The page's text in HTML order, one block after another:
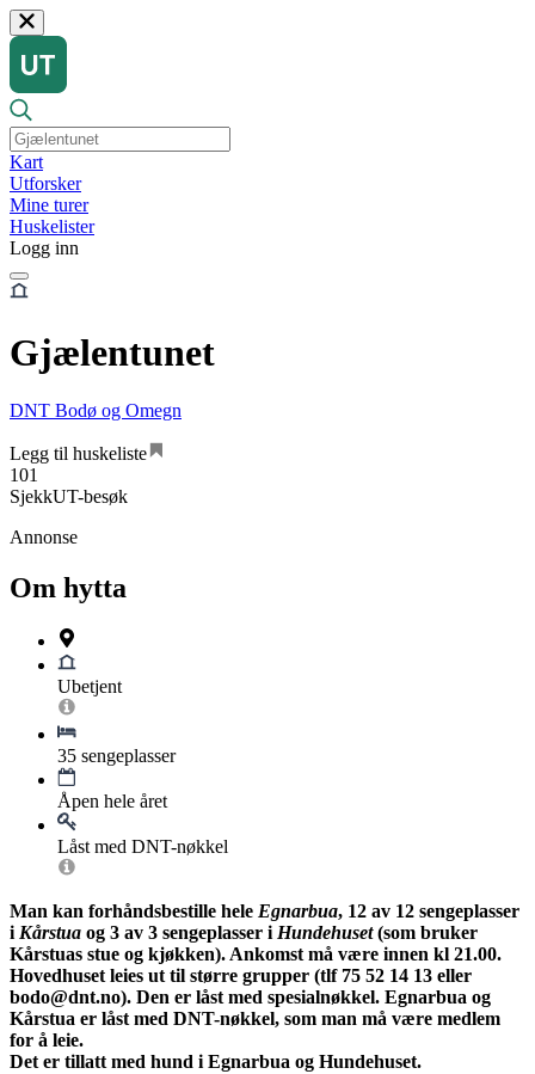
Kart
Utforsker
Mine turer
Huskelister
Logg inn
Gjælentunet
DNT Bodø og Omegn
Legg til huskeliste
101
SjekkUT-besøk
Annonse
Om hytta
Ubetjent
35 sengeplasser
Åpen hele året
Låst med DNT-nøkkel
Man kan forhåndsbestille hele Egnarbua, 12 av 12 sengeplasser
i Kårstua og 3 av 3 sengeplasser i Hundehuset(som bruker
Kårstuas stue og kjøkken). Ankomst må være innen kl 21.00.
Hovedhuset leies ut til større grupper (tlf 75 52 14 13 eller
bodo@dnt.no). Den er låst med spesialnøkkel. Egnarbua og
Kårstua er låst med DNT-nøkkel, som man må være medlem
for å leie.
Det er tillatt med hund i Egnarbua og Hundehuset.